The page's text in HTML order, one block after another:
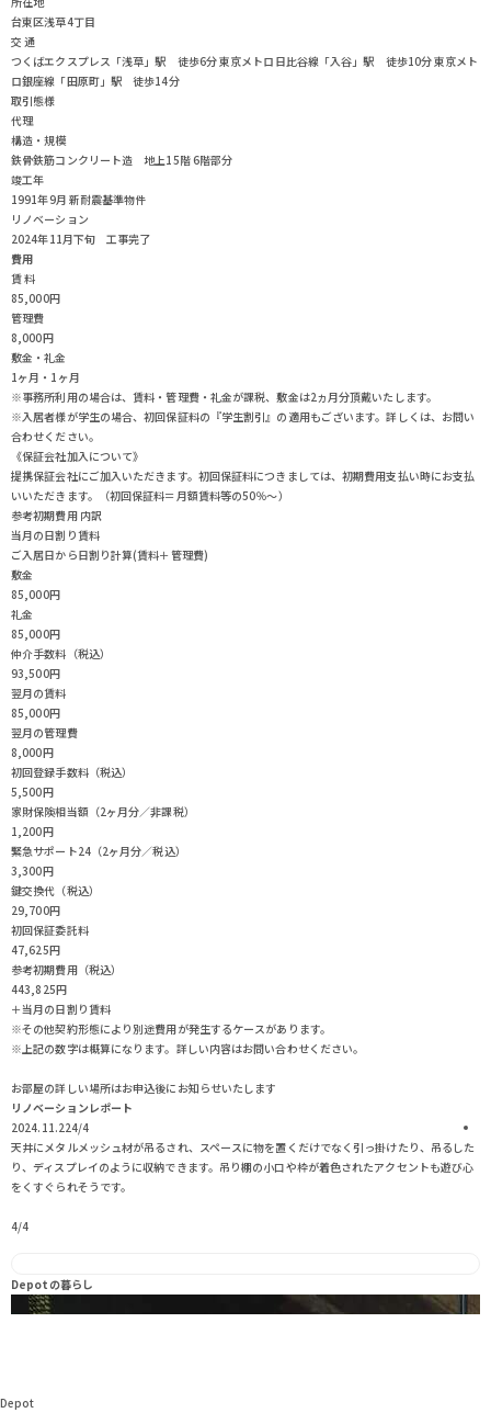
台東区浅草4丁目
交 通
つくばエクスプレス「浅草」駅 徒歩6分東京メトロ日比谷線「入谷」駅 徒歩10分東京メト
ロ銀座線「田原町」駅 徒歩14分
取引態様
代理
構造・規模
鉄骨鉄筋コンクリート造 地上15階 6階部分
竣工年
1991年9月 新耐震基準物件
リノベーション
2024年11月下旬 工事完了
費用
賃 料
85,000円
管理費
8,000円
敷金・礼金
1ヶ月・1ヶ月
※事務所利用の場合は、賃料・管理費・礼金が課税、敷金は2ヵ月分頂戴いたします。
※入居者様が学生の場合、初回保証料の『学生割引』の適用もございます。詳しくは、お問い
合わせください。
《保証会社加入について》
提携保証会社にご加入いただきます。初回保証料につきましては、初期費用支払い時にお支払
いいただきます。（初回保証料＝月額賃料等の50％～）
参考初期費用 内訳
当月の日割り賃料
ご入居日から日割り計算(賃料＋管理費)
敷金
85,000円
礼金
85,000円
仲介手数料（税込）
93,500円
翌月の賃料
85,000円
翌月の管理費
8,000円
初回登録手数料（税込）
5,500円
家財保険相当額（2ヶ月分／非課税）
1,200円
緊急サポート24（2ヶ月分／税込）
3,300円
鍵交換代（税込）
29,700円
初回保証委託料
47,625円
参考初期費用（税込）
443,825円
＋当月の日割り賃料
※その他契約形態により別途費用が発生するケースがあります。
※上記の数字は概算になります。詳しい内容はお問い合わせください。
お部屋の詳しい場所はお申込後にお知らせいたします
リノベーションレポート
2024.11.224/4
天井にメタルメッシュ材が吊るされ、スペースに物を置くだけでなく引っ掛けたり、吊るした
り、ディスプレイのように収納できます。吊り棚の小口や枠が着色されたアクセントも遊び心
をくすぐられそうです。
4/4
Depotの暮らし
Depot